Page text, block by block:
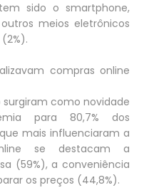
sido o smartphone,
meios eletrônicos
compras online
como novidade
para 80,7% dos
mais influenciaram a
se destacam a
(59%), a conveniência
os preços (44,8%).